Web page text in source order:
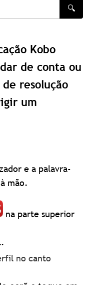
🔍
Kobo
de conta ou
resolução
um
e a palavra-
mão.
na parte superior
no canto